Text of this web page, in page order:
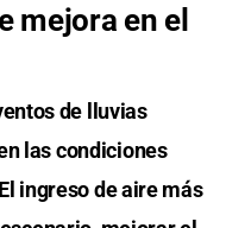
mejora en el
de lluvias
las condiciones
ingreso de aire más